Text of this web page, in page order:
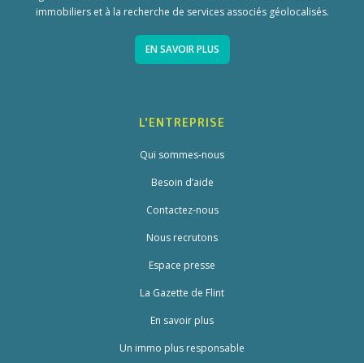
immobiliers et à la recherche de services associés géolocalisés.
EN SAVOIR PLUS
L'ENTREPRISE
Qui sommes-nous
Besoin d’aide
Contactez-nous
Nous recrutons
Espace presse
La Gazette de Flint
En savoir plus
Un immo plus responsable